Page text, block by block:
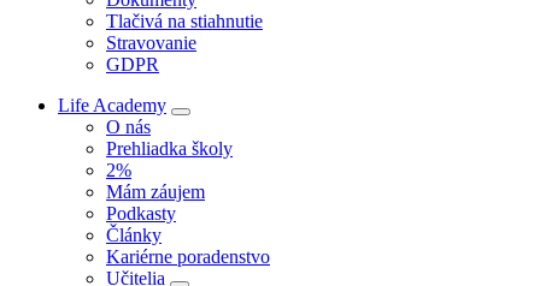
Tlačivá na stiahnutie
Stravovanie
GDPR
Life Academy
O nás
Prehliadka školy
2%
Mám záujem
Podkasty
Články
Kariérne poradenstvo
Učitelia